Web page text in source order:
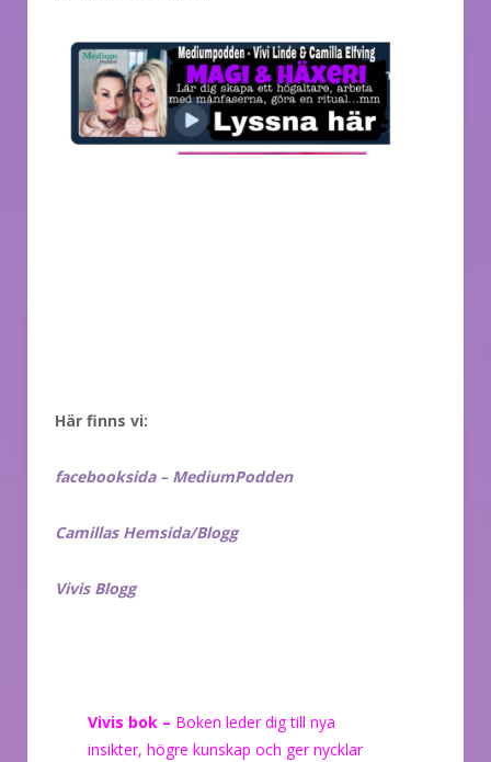
Här finns vi:
facebooksida – MediumPodden
Camillas Hemsida/Blogg
Vivis Blogg
Vivis bok – Boken leder dig till nya
insikter, högre kunskap och ger nycklar